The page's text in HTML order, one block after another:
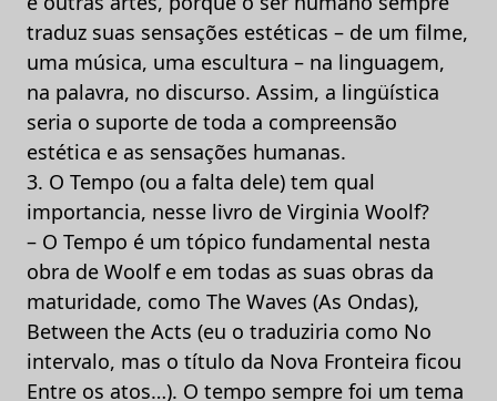
traduz suas sensações estéticas – de um filme,
uma música, uma escultura – na linguagem,
na palavra, no discurso. Assim, a lingüística
seria o suporte de toda a compreensão
estética e as sensações humanas.
3. O Tempo (ou a falta dele) tem qual
importancia, nesse livro de Virginia Woolf?
– O Tempo é um tópico fundamental nesta
obra de Woolf e em todas as suas obras da
maturidade, como The Waves (As Ondas),
Between the Acts (eu o traduziria como No
intervalo, mas o título da Nova Fronteira ficou
Entre os atos…). O tempo sempre foi um tema